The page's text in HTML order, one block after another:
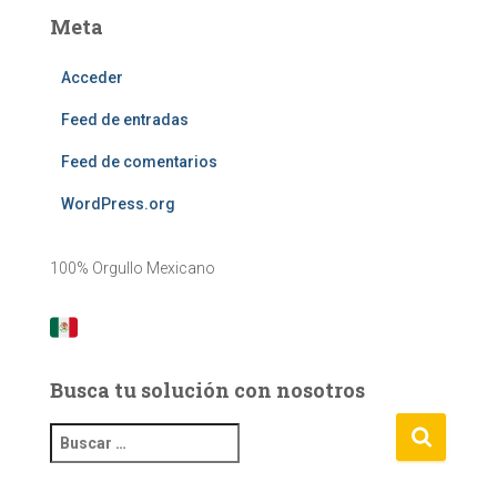
Meta
Acceder
Feed de entradas
Feed de comentarios
WordPress.org
100% Orgullo Mexicano
Busca tu solución con nosotros
u